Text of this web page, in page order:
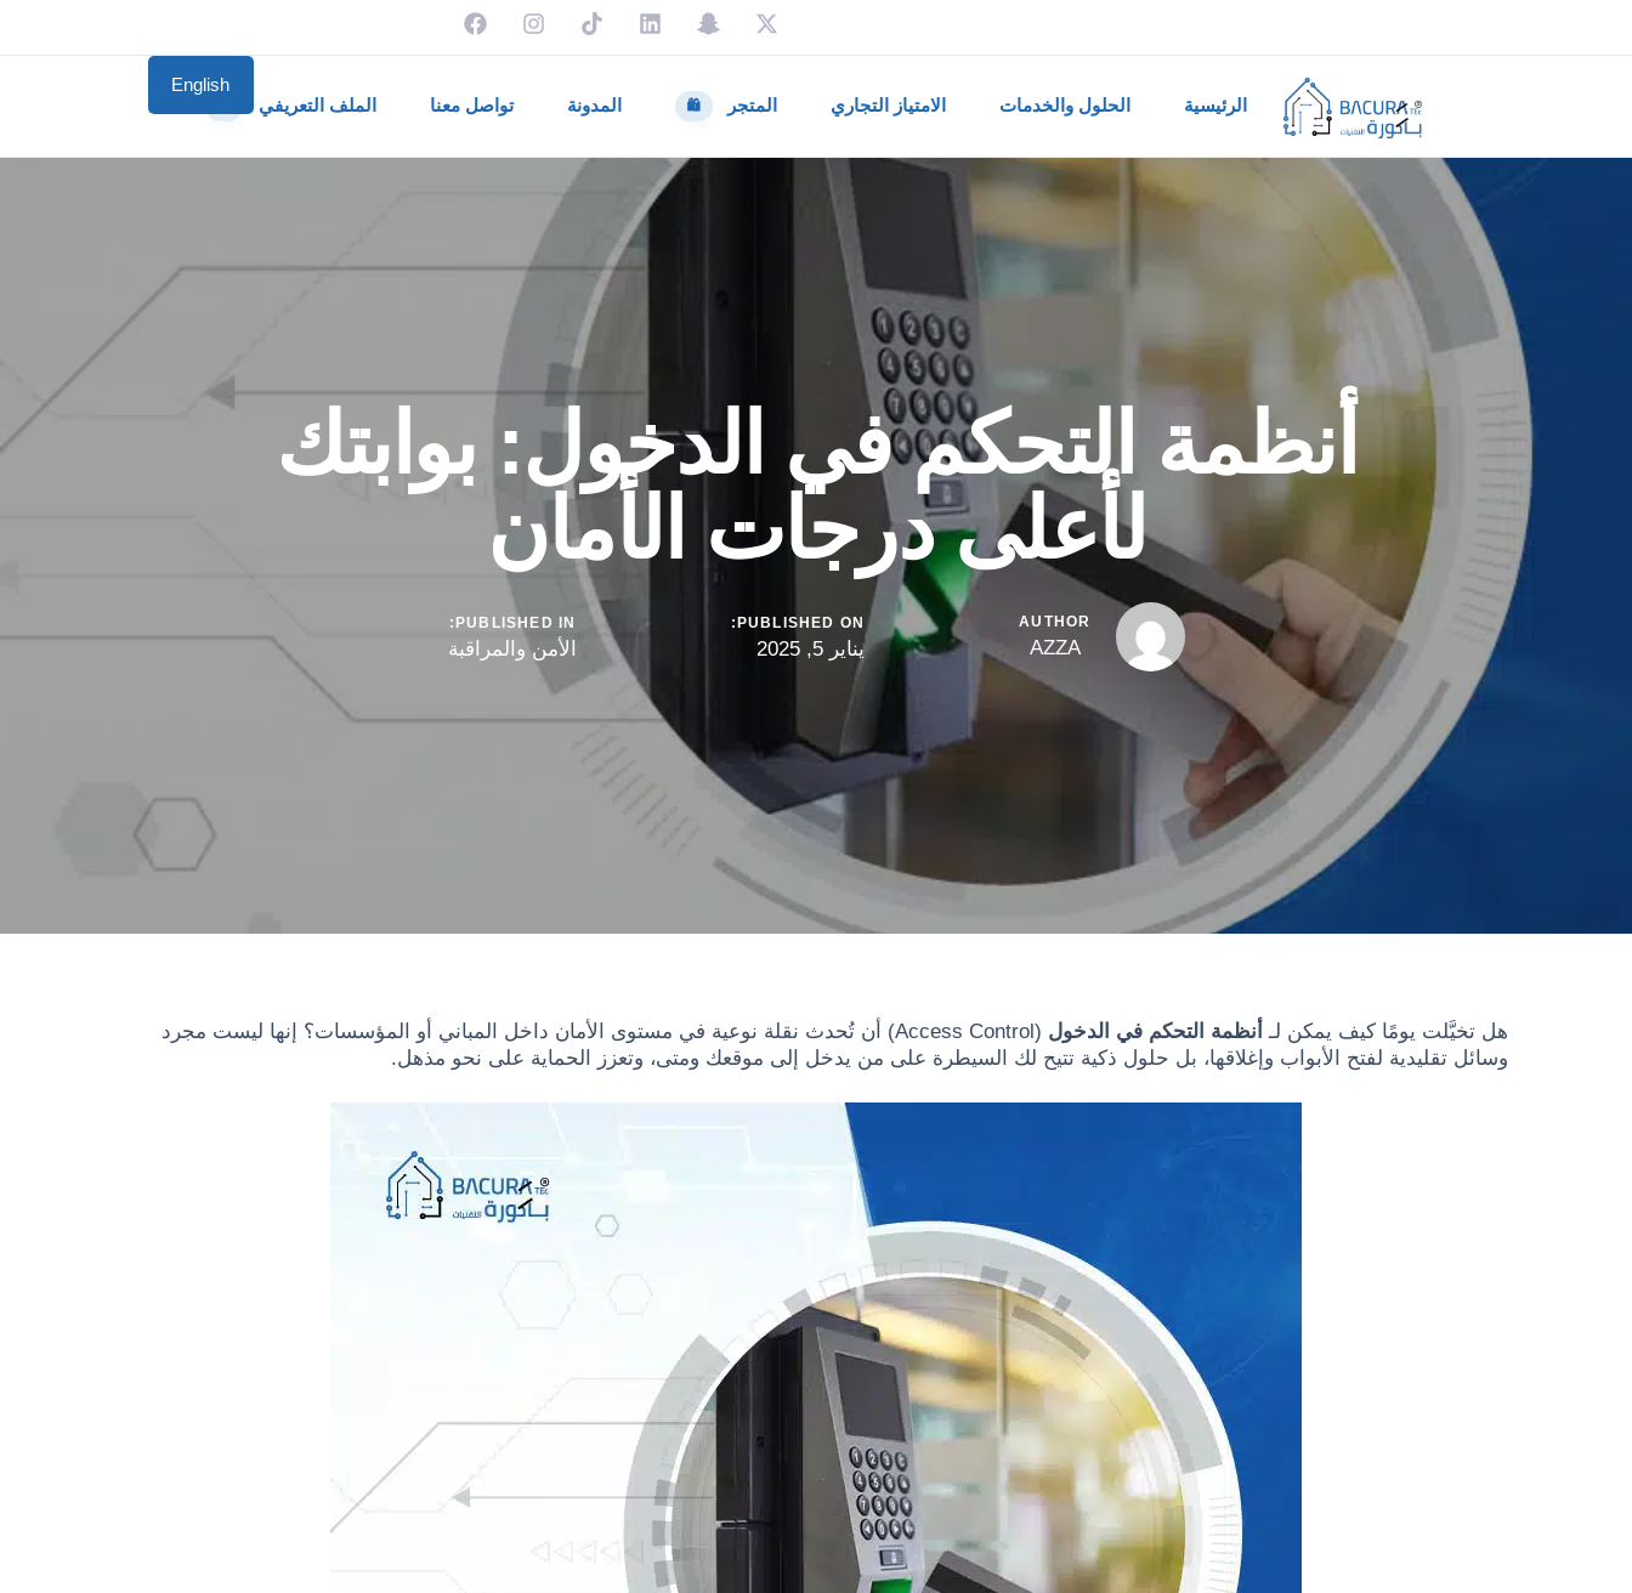
الرئيسية الحلول والخدمات الامتياز التجاري المتجر 🛍️ المدونة تواصل معنا الملف التعريفي
English
أنظمة التحكم في الدخول: بوابتك
لأعلى درجات الأمان
AUTHOR
AZZA
PUBLISHED ON:
يناير 5, 2025
PUBLISHED IN:
الأمن والمراقبة
هل تخيَّلت يومًا كيف يمكن لـ أنظمة التحكم في الدخول
(Access Control) أن تُحدث نقلة نوعية في مستوى الأمان داخل المباني أو المؤسسات؟ إنها ليست مجرد
وسائل تقليدية لفتح الأبواب وإغلاقها، بل حلول ذكية تتيح لك السيطرة على من يدخل إلى موقعك ومتى، وتعزز الحماية على نحو مذهل.